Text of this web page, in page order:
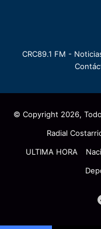
CRC89.1 FM -
© Copyright 2026,
Radial
ULTIMA HORA